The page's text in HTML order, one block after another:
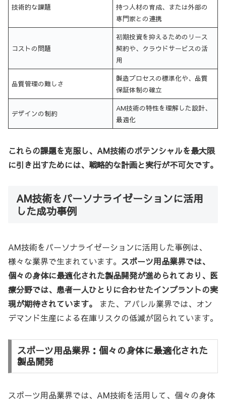
技術的な課題
持つ人材の育成、または外部の
専門家との連携
コストの問題
初期投資を抑えるためのリース
契約や、クラウドサービスの活
用
品質管理の難しさ
製造プロセスの標準化や、品質
保証体制の確立
デザインの制約
AM技術の特性を理解した設計、
最適化
これらの課題を克服し、AM技術のポテンシャルを最大限
に引き出すためには、戦略的な計画と実行が不可欠です。
AM技術をパーソナライゼーションに活用
した成功事例
AM技術をパーソナライゼーションに活用した事例は、
様々な業界で生まれています。 スポーツ用品業界では、
個々の身体に最適化された製品開発が進められており、医
療分野では、患者一人ひとりに合わせたインプラントの実
現が期待されています。
また、アパレル業界では、オン
デマンド生産による在庫リスクの低減が図られています。
スポーツ用品業界：個々の身体に最適化された
製品開発
スポーツ用品業界では、AM技術を活用して、個々の身体